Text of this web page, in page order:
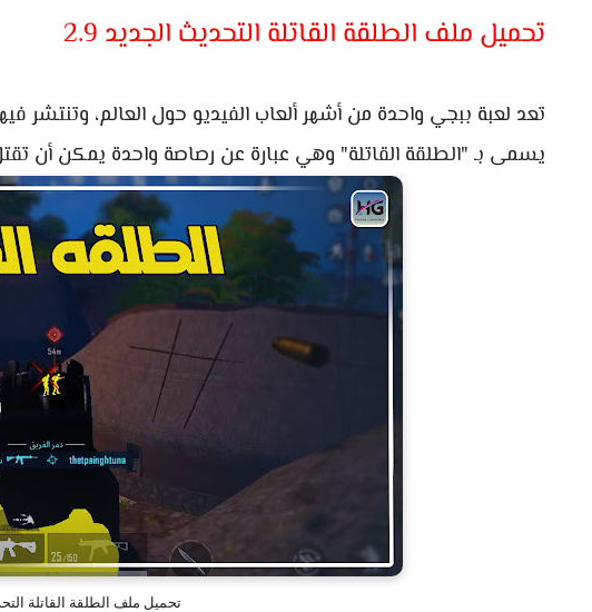
تحميل ملف الطلقة القاتلة التحديث الجديد 2.9
تعد لعبة ببجي واحدة من أشهر ألعاب الفيديو حول العالم، وتنتشر
يسمى بـ "الطلقة القاتلة" وهي عبارة عن رصاصة واحدة يمكن أن
تحميل ملف الطلقة القاتلة